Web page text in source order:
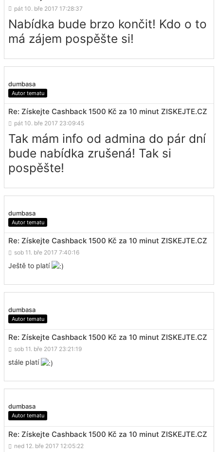
pát 10. bře 2017 17:28:37
Nabídka bude brzo končit! Kdo o to
má zájem pospěšte si!
dumbasa
Autor tematu
Re: Získejte Cashback 1500 Kč za 10 minut ZISKEJTE.CZ
pát 10. bře 2017 23:09:45
Tak mám info od admina do pár dní
bude nabídka zrušená! Tak si
pospěšte!
dumbasa
Autor tematu
Re: Získejte Cashback 1500 Kč za 10 minut ZISKEJTE.CZ
sob 11. bře 2017 7:40:16
Ještě to platí
dumbasa
Autor tematu
Re: Získejte Cashback 1500 Kč za 10 minut ZISKEJTE.CZ
sob 11. bře 2017 23:21:19
stále platí
dumbasa
Autor tematu
Re: Získejte Cashback 1500 Kč za 10 minut ZISKEJTE.CZ
ned 12. bře 2017 12:05:22